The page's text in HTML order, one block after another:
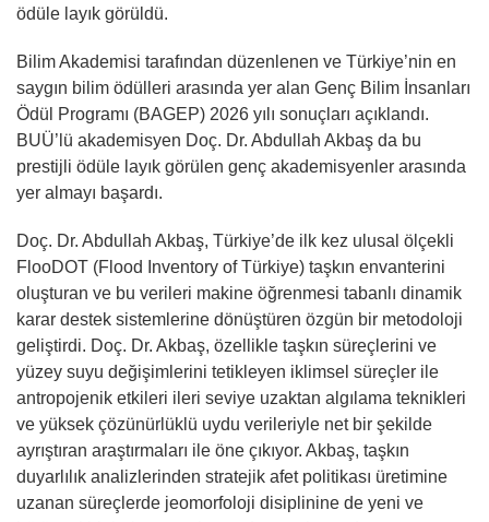
ödüle layık görüldü.
Bilim Akademisi tarafından düzenlenen ve Türkiye’nin en
saygın bilim ödülleri arasında yer alan Genç Bilim İnsanları
Ödül Programı (BAGEP) 2026 yılı sonuçları açıklandı.
BUÜ’lü akademisyen Doç. Dr. Abdullah Akbaş da bu
prestijli ödüle layık görülen genç akademisyenler arasında
yer almayı başardı.
Doç. Dr. Abdullah Akbaş, Türkiye’de ilk kez ulusal ölçekli
FlooDOT (Flood Inventory of Türkiye) taşkın envanterini
oluşturan ve bu verileri makine öğrenmesi tabanlı dinamik
karar destek sistemlerine dönüştüren özgün bir metodoloji
geliştirdi. Doç. Dr. Akbaş, özellikle taşkın süreçlerini ve
yüzey suyu değişimlerini tetikleyen iklimsel süreçler ile
antropojenik etkileri ileri seviye uzaktan algılama teknikleri
ve yüksek çözünürlüklü uydu verileriyle net bir şekilde
ayrıştıran araştırmaları ile öne çıkıyor. Akbaş, taşkın
duyarlılık analizlerinden stratejik afet politikası üretimine
uzanan süreçlerde jeomorfoloji disiplinine de yeni ve